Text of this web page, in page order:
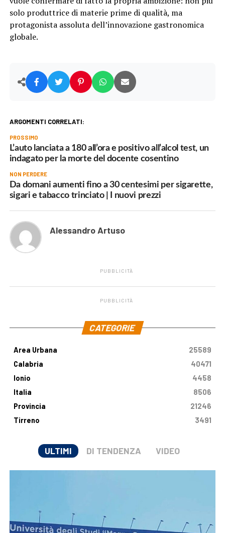
solo produttrice di materie prime di qualità, ma
protagonista assoluta dell’innovazione gastronomica
globale.
ARGOMENTI CORRELATI:
PROSSIMO
L’auto lanciata a 180 all’ora e positivo all’alcol test, un
indagato per la morte del docente cosentino
NON PERDERE
Da domani aumenti fino a 30 centesimi per sigarette,
sigari e tabacco trinciato | I nuovi prezzi
Alessandro Artuso
PUBBLICITÀ
PUBBLICITÀ
CATEGORIE
Area Urbana
25589
Calabria
40471
Ionio
4458
Italia
8506
Provincia
21246
Tirreno
3491
ULTIMI DI TENDENZA VIDEO